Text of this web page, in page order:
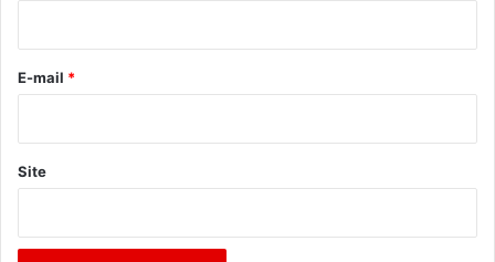
*
E-mail *
Site